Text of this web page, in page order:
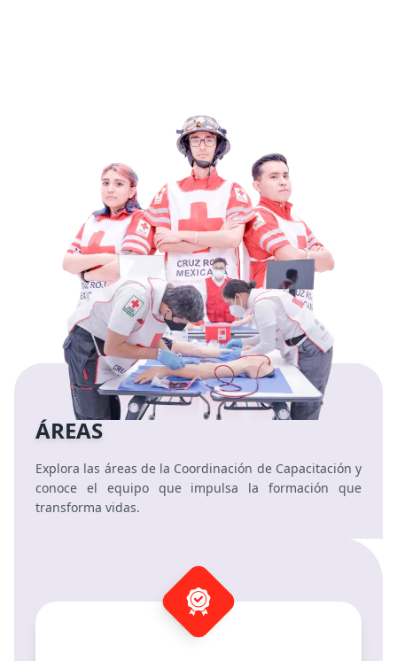
ÁREAS
Explora las áreas de la Coordinación de Capacitación y
conoce el equipo que impulsa la formación que
transforma vidas.